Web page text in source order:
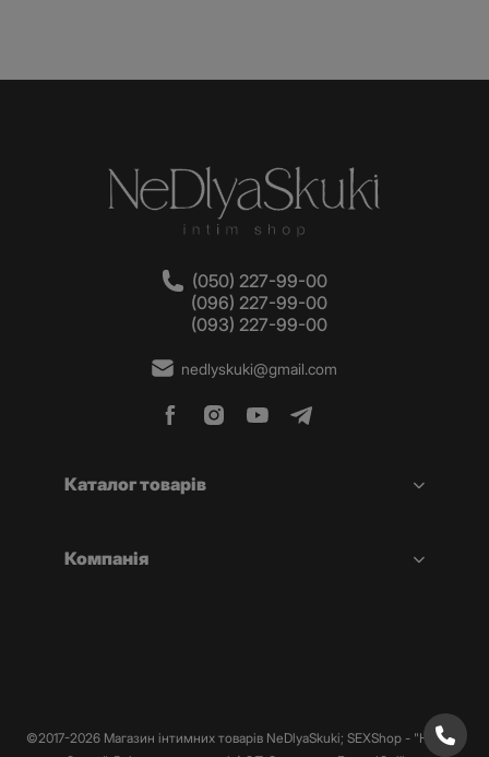
(050) 227-99-00
(096) 227-99-00
(093) 227-99-00
nedlyskuki@gmail.com
Каталог товарів
Компанія
©2017-2026 Магазин інтимних товарів NeDlyaSkuki; SEXShop - "Не Для